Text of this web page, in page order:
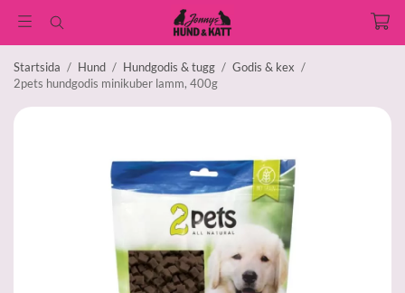
Startsida / Hund / Hundgodis & tugg / Godis & kex /
2pets hundgodis minikuber lamm, 400g